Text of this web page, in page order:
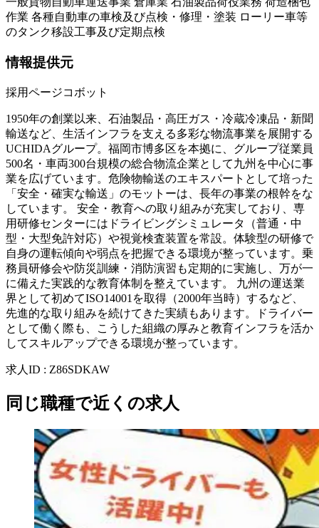
作業 各種自動車の車検及び点検・修理・塗装 ローリー車等
のタンク移設工事及び定期点検
情報提供元
採用ページコボット
1950年の創業以来、石油製品・高圧ガス・冷蔵冷凍品・新聞
輸送など、生活インフラを支える多彩な物流事業を展開する
UCHIDAグループ。福岡市博多区を本拠に、グループ従業員
500名・車両300台規模の総合物流企業として九州を中心に事
業を広げています。危険物輸送のエキスパートとして培った
「安全・確実な輸送」のモットーは、長年の事業の根幹をな
しています。 安全・教育への取り組みが充実しており、専
用研修センターにはドライビングシミュレータ（普通・中
型・大型免許対応）や視覚検査装置を常設。体験型の研修で
自身の運転傾向や弱点を把握できる環境が整っています。乗
務員研修会や防災訓練・消防演習も定期的に実施し、万が一
に備えた実践的な教育体制を整えています。 九州の運送業
界として初めてISO14001を取得（2000年当時）するなど、
先進的な取り組みを続けてきた実績もあります。ドライバー
として働く際も、こうした組織の厚みと教育インフラを活か
してスキルアップできる環境が整っています。
求人ID : Z86SDKAW
同じ職種で近くの求人